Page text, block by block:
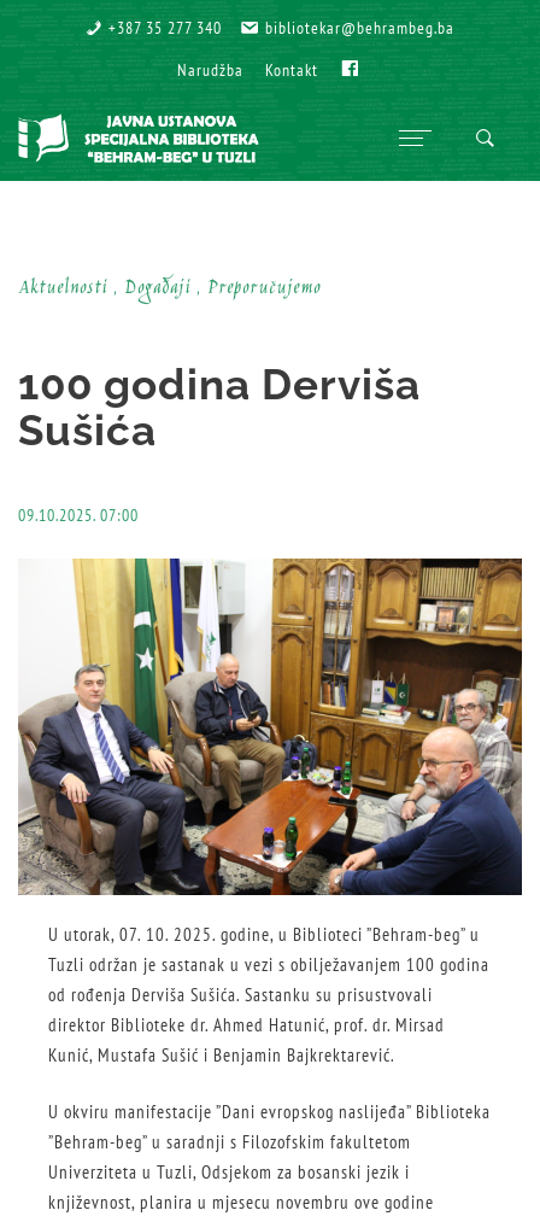
+387 35 277 340
+387 35 277 340 bibliotekar@behrambeg.ba
bibliotekar@behrambeg.ba
Narudžba
Narudžba Kontakt
Kontakt
Aktuelnosti , Događaji , Preporučujemo
100 godina Derviša
Sušića
09.10.2025. 07:00
U utorak, 07. 10. 2025. godine, u Biblioteci ”Behram-beg” u
Tuzli održan je sastanak u vezi s obilježavanjem 100 godina
od rođenja Derviša Sušića. Sastanku su prisustvovali
direktor Biblioteke dr. Ahmed Hatunić, prof. dr. Mirsad
Kunić, Mustafa Sušić i Benjamin Bajkrektarević.
U okviru manifestacije ”Dani evropskog naslijeđa” Biblioteka
”Behram-beg” u saradnji s Filozofskim fakultetom
Univerziteta u Tuzli, Odsjekom za bosanski jezik i
književnost, planira u mjesecu novembru ove godine